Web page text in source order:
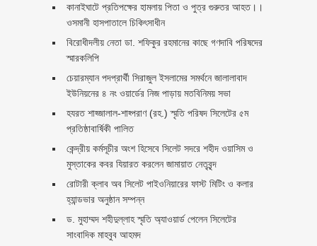
কানাইঘাটে প্রতিপক্ষের হামলায় পিতা ও পুত্র গুরুতর আহত।।
ওসমানী হাসপাতালে চিকিৎসাধীন
বিরোধীদলীয় নেতা ডা. শফিকুর রহমানের কাছে গণদাবি পরিষদের
স্মারকলিপি ‎
চেয়ারম্যান পদপ্রার্থী সিরাজুল ইসলামের সমর্থনে জালালাবাদ
ইউনিয়নের ৪ নং ওয়ার্ডের নিজ পাড়ায় মতবিনিময় সভা
হযরত শাহ্জালাল-শাহ্পরাণ (রহ.) স্মৃতি পরিষদ সিলেটের ৫ম
প্রতিষ্ঠাবার্ষিকী পালিত ‎​
কেন্দ্রীয় কর্মসূচীর অংশ হিসেবে সিলেট সদরে শহীদ ওয়াসিম ও
মুস্তাকের কবর যিয়ারত করলেন জামায়াত নেতৃবৃন্দ ‎
রোটারী ক্লাব অব সিলেট পাইওনিয়ারের ফাস্ট মিটিং ও কলার
হ্যান্ডভার অনুষ্ঠান সম্পন্ন
ড. মুহাম্মদ শহীদুল্লাহ স্মৃতি অ্যাওয়ার্ড পেলেন সিলেটের
সাংবাদিক মাহবুব আহমদ